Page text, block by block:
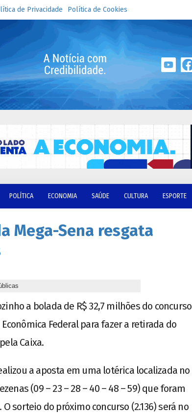
de Privacidade Política de Cookies
POLÍTICA ECONOMIA SAÚDE CULTURA ESPORTE
Mega-Sena resgata
a bolada de R$ 32,7 milhões do concurso
Econômica Federal para fazer a retirada do
Caixa.
a aposta em uma lotérica localizada no
(09 – 23 – 28 – 40 – 48 – 59) que foram
sorteio do próximo concurso (2.136) será no